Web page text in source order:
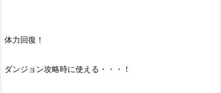
体力回復！
ダンジョン攻略時に使える・・・！